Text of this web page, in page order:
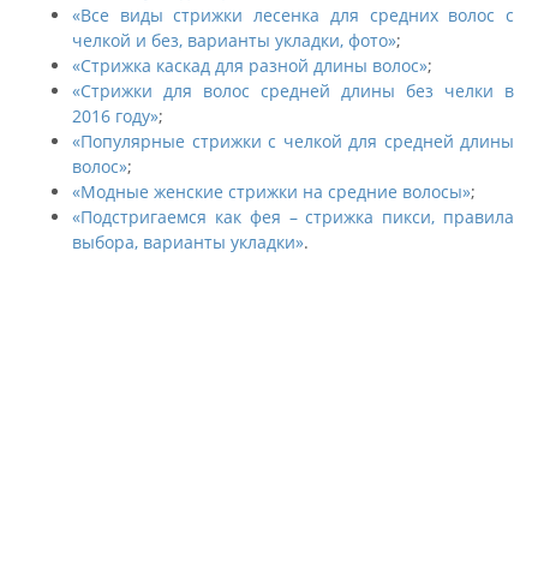
«Все виды стрижки лесенка для средних волос с
челкой и без, варианты укладки, фото»;
«Стрижка каскад для разной длины волос»;
«Cтрижки для волос средней длины без челки в
2016 году»;
«Популярные стрижки с челкой для средней длины
волос»;
«Модные женские стрижки на средние волосы»;
«Подстригаемся как фея – стрижка пикси, правила
выбора, варианты укладки».